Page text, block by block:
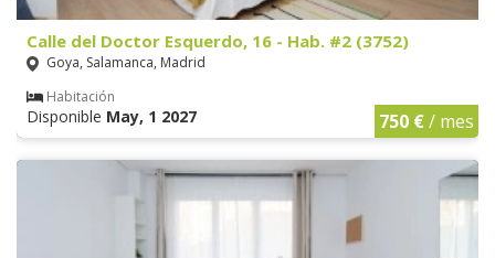
Calle del Doctor Esquerdo, 16 - Hab. #2 (3752)
Goya, Salamanca, Madrid
Habitación
Disponible May, 1 2027 750 €/ mes